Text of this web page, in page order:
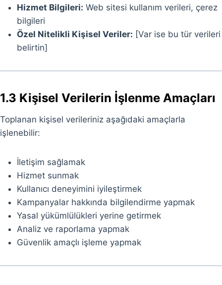
Hizmet Bilgileri: Web sitesi kullanım verileri, çerez
bilgileri
Özel Nitelikli Kişisel Veriler: [Var ise bu tür verileri
belirtin]
1.3 Kişisel Verilerin İşlenme Amaçları
Toplanan kişisel verileriniz aşağıdaki amaçlarla
işlenebilir:
İletişim sağlamak
Hizmet sunmak
Kullanıcı deneyimini iyileştirmek
Kampanyalar hakkında bilgilendirme yapmak
Yasal yükümlülükleri yerine getirmek
Analiz ve raporlama yapmak
Güvenlik amaçlı işleme yapmak